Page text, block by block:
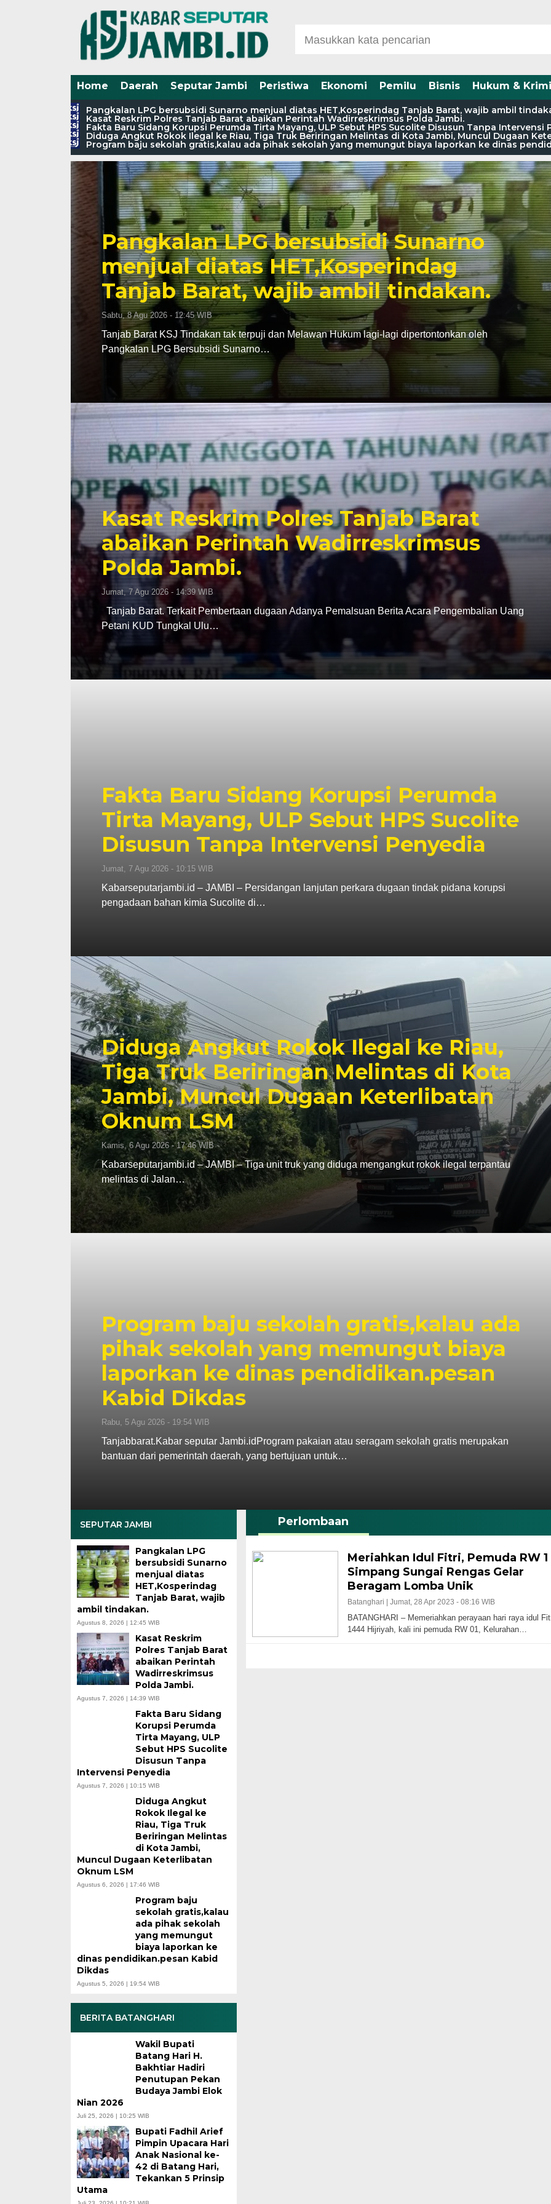
Home Daerah Seputar Jambi Peristiwa Ekonomi Pemilu Bisnis Hukum &
Pangkalan LPG bersubsidi Sunarno menjual diatas HET,Kosperindag Tanjab Barat, wajib ambil
Kasat Reskrim Polres Tanjab Barat abaikan Perintah Wadirreskrimsus Polda Jambi.
Fakta Baru Sidang Korupsi Perumda Tirta Mayang, ULP Sebut HPS Sucolite Disusun Tanpa Intervensi
Diduga Angkut Rokok Ilegal ke Riau, Tiga Truk Beriringan Melintas di Kota Jambi, Muncul Dugaan
Program baju sekolah gratis,kalau ada pihak sekolah yang memungut biaya laporkan ke dinas
Pangkalan LPG bersubsidi Sunarno
menjual diatas HET,Kosperindag
Tanjab Barat, wajib ambil tindakan.
Sabtu, 8 Agu 2026 - 12:45 WIB
Tanjab Barat KSJ Tindakan tak terpuji dan Melawan Hukum lagi-lagi dipertontonkan oleh
Pangkalan LPG Bersubsidi Sunarno…
Kasat Reskrim Polres Tanjab Barat
abaikan Perintah Wadirreskrimsus
Polda Jambi.
Jumat, 7 Agu 2026 - 14:39 WIB
Tanjab Barat. Terkait Pembertaan dugaan Adanya Pemalsuan Berita Acara Pengembalian Uang
Petani KUD Tungkal Ulu…
Fakta Baru Sidang Korupsi Perumda
Tirta Mayang, ULP Sebut HPS Sucolite
Disusun Tanpa Intervensi Penyedia
Jumat, 7 Agu 2026 - 10:15 WIB
Kabarseputarjambi.id – JAMBI – Persidangan lanjutan perkara dugaan tindak pidana korupsi
pengadaan bahan kimia Sucolite di…
Diduga Angkut Rokok Ilegal ke Riau,
Tiga Truk Beriringan Melintas di Kota
Jambi, Muncul Dugaan Keterlibatan
Oknum LSM
Kamis, 6 Agu 2026 - 17:46 WIB
Kabarseputarjambi.id – JAMBI – Tiga unit truk yang diduga mengangkut rokok ilegal terpantau
melintas di Jalan…
Program baju sekolah gratis,kalau ada
pihak sekolah yang memungut biaya
laporkan ke dinas pendidikan.pesan
Kabid Dikdas
Rabu, 5 Agu 2026 - 19:54 WIB
Tanjabbarat.Kabar seputar Jambi.idProgram pakaian atau seragam sekolah gratis merupakan
bantuan dari pemerintah daerah, yang bertujuan untuk…
SEPUTAR JAMBI
Pangkalan LPG
bersubsidi Sunarno
menjual diatas
HET,Kosperindag
Tanjab Barat, wajib
ambil tindakan.
Agustus 8, 2026 | 12:45 WIB
Kasat Reskrim
Polres Tanjab Barat
abaikan Perintah
Wadirreskrimsus
Polda Jambi.
Agustus 7, 2026 | 14:39 WIB
Fakta Baru Sidang
Korupsi Perumda
Tirta Mayang, ULP
Sebut HPS Sucolite
Disusun Tanpa
Intervensi Penyedia
Agustus 7, 2026 | 10:15 WIB
Diduga Angkut
Rokok Ilegal ke
Riau, Tiga Truk
Beriringan Melintas
di Kota Jambi,
Muncul Dugaan Keterlibatan
Oknum LSM
Agustus 6, 2026 | 17:46 WIB
Program baju
sekolah gratis,kalau
ada pihak sekolah
yang memungut
biaya laporkan ke
dinas pendidikan.pesan Kabid
Dikdas
Agustus 5, 2026 | 19:54 WIB
BERITA BATANGHARI
Wakil Bupati
Batang Hari H.
Bakhtiar Hadiri
Penutupan Pekan
Budaya Jambi Elok
Nian 2026
Juli 25, 2026 | 10:25 WIB
Bupati Fadhil Arief
Pimpin Upacara Hari
Anak Nasional ke-
42 di Batang Hari,
Tekankan 5 Prinsip
Utama
Perlombaan
Meriahkan Idul Fitri, Pemuda RW 1
Simpang Sungai Rengas Gelar
Beragam Lomba Unik
Batanghari | Jumat, 28 Apr 2023 - 08:16 WIB
BATANGHARI – Memeriahkan perayaan hari raya idul
1444 Hijriyah, kali ini pemuda RW 01, Kelurahan…